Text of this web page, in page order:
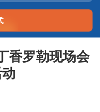
香罗勒现场会